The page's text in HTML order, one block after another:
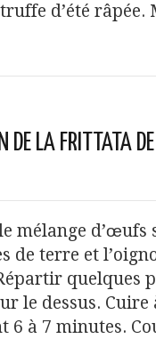
d’été râpée.
DE LA FRITTATA
mélange d’œufs
de terre et
quelques
le dessus. Cuire
6 à 7 minutes.